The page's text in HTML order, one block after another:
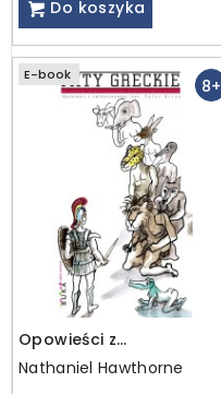
Do koszyka
8+
E-book
Opowieści z
zaczarowanego lasu.
PAŁAC KIRKE / EBOOK
Nathaniel Hawthorne